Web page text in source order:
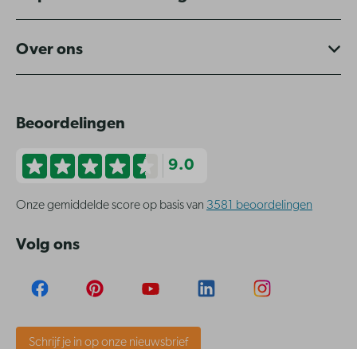
Over ons
Beoordelingen
9.0
Onze gemiddelde score op basis van 3581 beoordelingen
Volg ons
Schrijf je in op onze nieuwsbrief